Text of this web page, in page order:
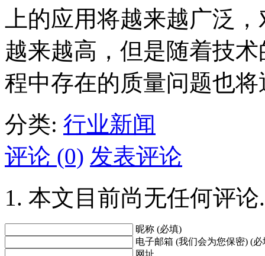
上的应用将越来越广泛
越来越高，但是随着技
程中存在的质量问题也
分类: 行业新闻
评论 (0) 发表评论
本文目前尚无任何评论.
昵称 (必填)
电子邮箱 (我们会为您保密) (必
网址